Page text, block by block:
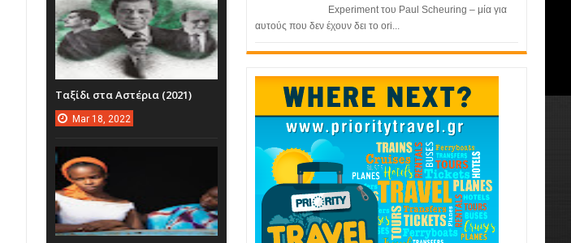
Experiment του Paul Scheuring – μία για
αυτούς που δεν έχουν δει το ori...
Ταξίδι στα Αστέρια (2021)
Mar 18, 2022